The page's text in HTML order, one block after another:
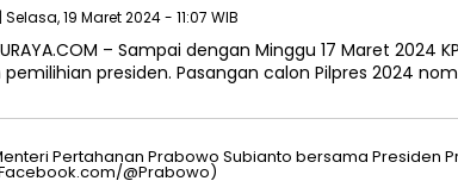
| Selasa, 19 Maret 2024 - 11:07 WIB
– Sampai dengan Minggu 17 Maret 2024
presiden. Pasangan calon Pilpres 2024